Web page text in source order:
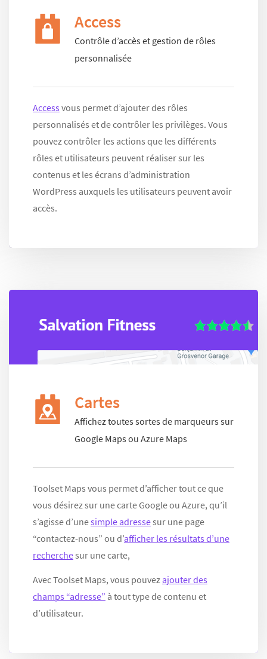
Access
Contrôle d’accès et gestion de rôles
personnalisée
Access vous permet d’ajouter des rôles
personnalisés et de contrôler les privilèges. Vous
pouvez contrôler les actions que les différents
rôles et utilisateurs peuvent réaliser sur les
contenus et les écrans d’administration
WordPress auxquels les utilisateurs peuvent avoir
accès.
Cartes
Affichez toutes sortes de marqueurs sur
Google Maps ou Azure Maps
Toolset Maps vous permet d’afficher tout ce que
vous désirez sur une carte Google ou Azure, qu’il
s’agisse d’unesimple adressesur une page
“contactez-nous” ou d’afficher les résultats d’une
recherchesur une carte,
Avec Toolset Maps, vous pouvez ajouter des
champs “adresse” à tout type de contenu et
d’utilisateur.